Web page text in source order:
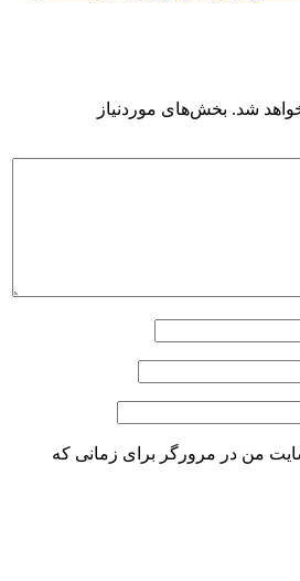
شد. بخش‌های موردنیاز
من در مرورگر برای زمانی که